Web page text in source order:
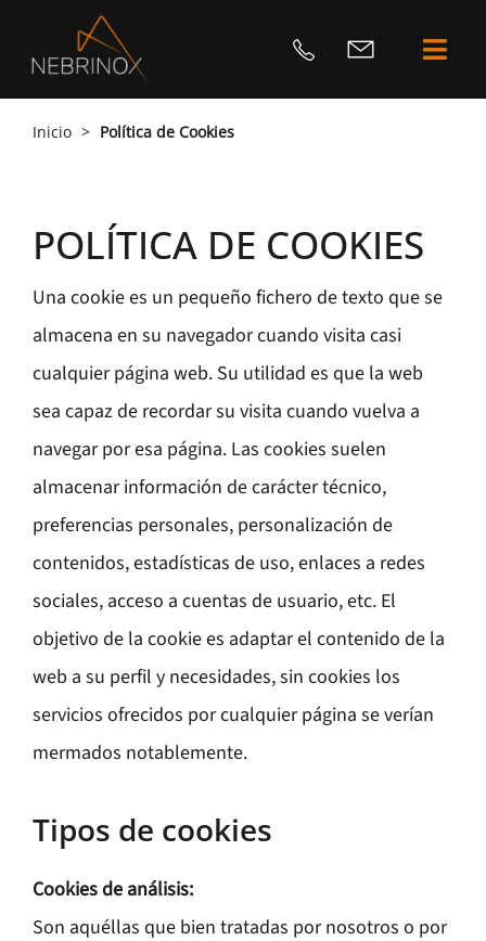
contenido
Inicio > Política de Cookies
POLÍTICA DE COOKIES
Una cookie es un pequeño fichero de texto que se
almacena en su navegador cuando visita casi
cualquier página web. Su utilidad es que la web
sea capaz de recordar su visita cuando vuelva a
navegar por esa página. Las cookies suelen
almacenar información de carácter técnico,
preferencias personales, personalización de
contenidos, estadísticas de uso, enlaces a redes
sociales, acceso a cuentas de usuario, etc. El
objetivo de la cookie es adaptar el contenido de la
web a su perfil y necesidades, sin cookies los
servicios ofrecidos por cualquier página se verían
mermados notablemente.
Tipos de cookies
Cookies de análisis:
Son aquéllas que bien tratadas por nosotros o por